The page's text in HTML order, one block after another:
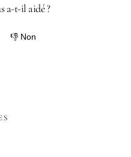
a-t-il aidé ?
👎 Non